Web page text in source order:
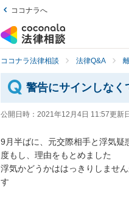
ココナラへ
ココナラ法律相談 法律Q&A
警告にサインしなく
公開日時： 2021年12月4日 11:57更新
9月半ばに、元交際相手と浮気
度もし、理由をもとめました
浮気かどうかははっきりしませ
す